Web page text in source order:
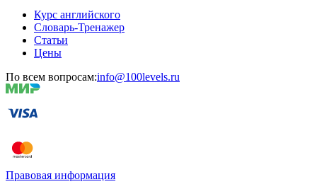
Курс английского
Словарь-Тренажер
Статьи
Цены
По всем вопросам:info@100levels.ru
Правовая информация